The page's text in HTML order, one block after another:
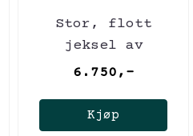
Stor, flott
jeksel av
ullhåret mammut
6.750,-
Kjøp